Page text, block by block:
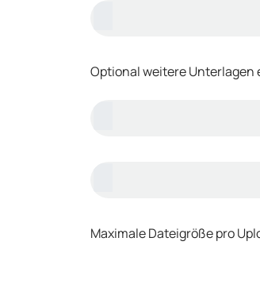
Optional weitere Unterlagen
Maximale Dateigröße pro